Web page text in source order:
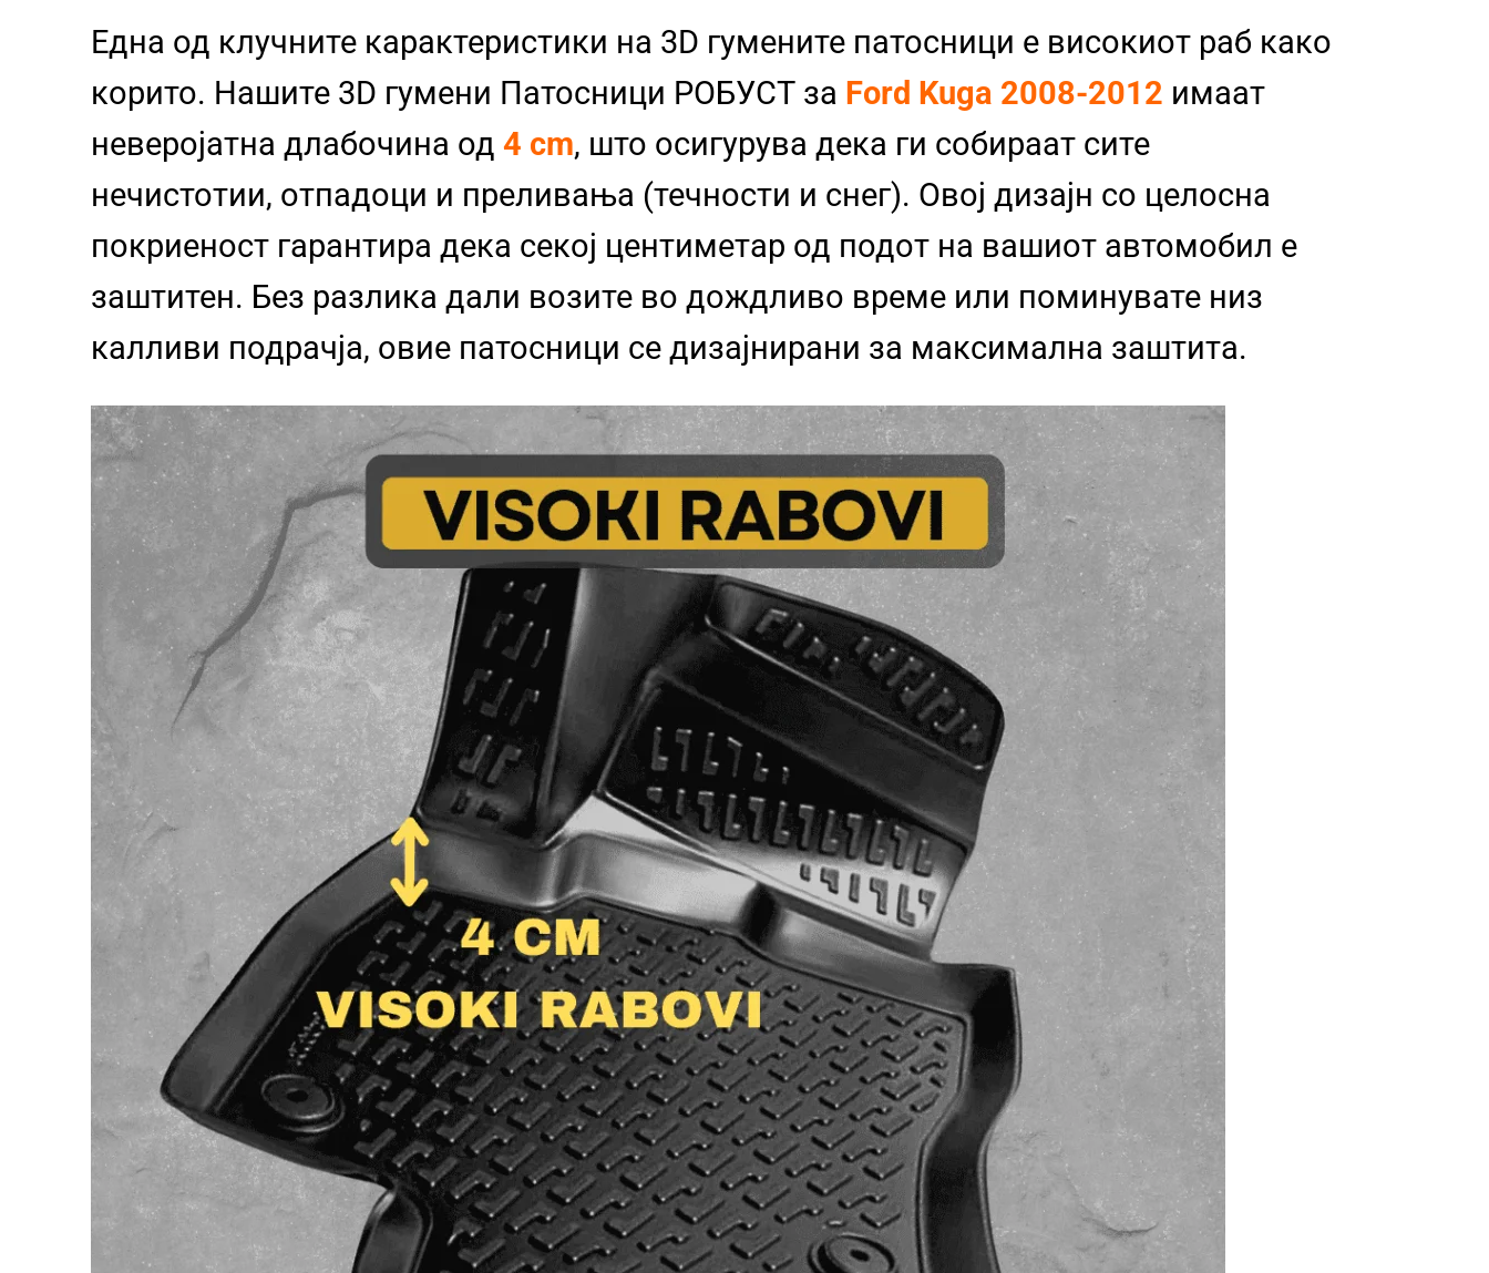
Една од клучните карактеристики на 3D гумените патосници е високиот раб како
корито. Нашите 3D гумени Патосници РОБУСТ за Ford Kuga 2008-2012 имаат
неверојатна длабочина од 4 cm, што осигурува дека ги собираат сите
нечистотии, отпадоци и преливања (течности и снег). Овој дизајн со целосна
покриеност гарантира дека секој центиметар од подот на вашиот автомобил е
заштитен. Без разлика дали возите во дождливо време или поминувате низ
калливи подрачја, овие патосници се дизајнирани за максимална заштита.